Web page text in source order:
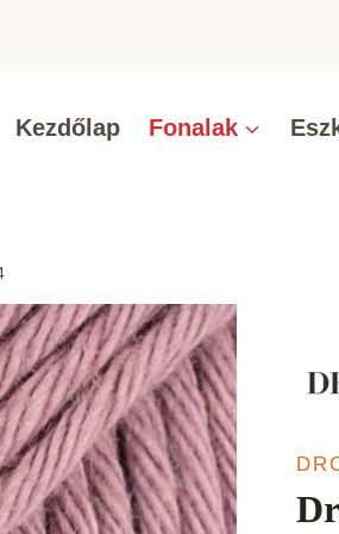
Kezdőlap Fonalak